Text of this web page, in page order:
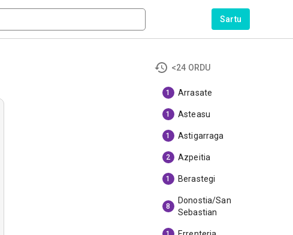
Sartu
<24 ORDU
1 Arrasate
1 Asteasu
1 Astigarraga
2 Azpeitia
1 Berastegi
8
Donostia/San
Sebastian